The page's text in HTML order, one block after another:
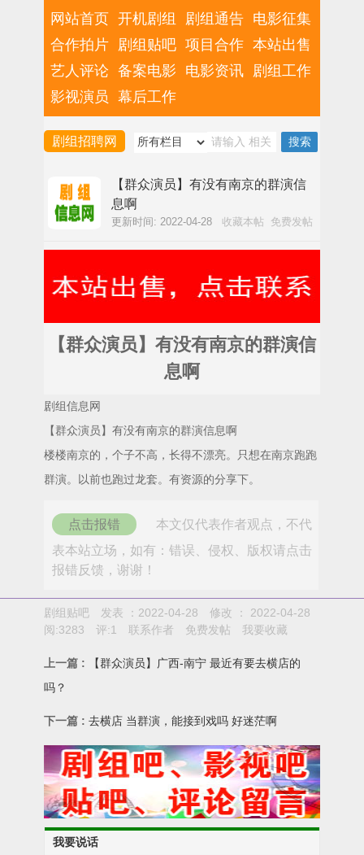
网站首页 开机剧组 剧组通告 电影征集
合作拍片 剧组贴吧 项目合作 本站出售
艺人评论 备案电影 电影资讯 剧组工作
影视演员
幕后工作
剧组招聘网
【群众演员】有没有南京的群演信
息啊
更新时间: 2022-04-28 收藏本帖 免费发帖
【群众演员】有没有南京的群演信
息啊
剧组信息网
【群众演员】有没有南京的群演信息啊
楼楼南京的，个子不高，长得不漂亮。只想在南京跑跑
群演。以前也跑过龙套。有资源的分享下。
点击报错
本文仅代表作者观点，不代
表本站立场，如有：错误、侵权、版权请点击
报错反馈，谢谢！
剧组贴吧 发表 ：2022-04-28 修改 ：
2022-04-28
阅:3283 评:1 联系作者 免费发帖 我要收藏
上一篇 : 【群众演员】广西-南宁 最近有要去横店的
吗？
下一篇 : 去横店 当群演，能接到戏吗 好迷茫啊
我要说话